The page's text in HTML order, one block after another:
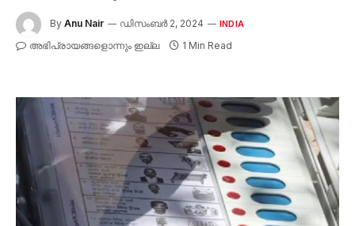
By Anu Nair ഡിസംബർ 2, 2024 INDIA
അഭിപ്രായങ്ങളൊന്നും ഇല്ല 1 Min Read